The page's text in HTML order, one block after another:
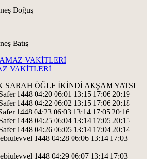
Doğuş
Batış
VAKİTLERİ
VAKİTLERİ
SABAH ÖĞLE İKİNDİ AKŞAMYATSI
1448 04:20 06:01 13:15 17:06 20:19
1448 04:22 06:02 13:15 17:06 20:18
1448 04:23 06:03 13:14 17:05 20:16
1448 04:25 06:04 13:14 17:05 20:15
1448 04:26 06:05 13:14 17:04 20:14
1448 04:28 06:06 13:14 17:03
1448 04:29 06:07 13:14 17:03